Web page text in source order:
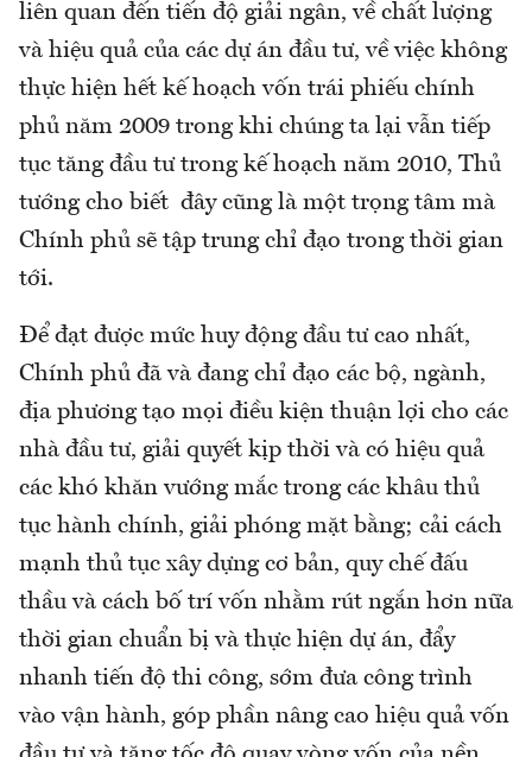
liên quan đến tiến độ giải ngân, về chất lượng
và hiệu quả của các dự án đầu tư, về việc không
thực hiện hết kế hoạch vốn trái phiếu chính
phủ năm 2009 trong khi chúng ta lại vẫn tiếp
tục tăng đầu tư trong kế hoạch năm 2010, Thủ
tướng cho biết đây cũng là một trọng tâm mà
Chính phủ sẽ tập trung chỉ đạo trong thời gian
tới.
Để đạt được mức huy động đầu tư cao nhất,
Chính phủ đã và đang chỉ đạo các bộ, ngành,
địa phương tạo mọi điều kiện thuận lợi cho các
nhà đầu tư, giải quyết kịp thời và có hiệu quả
các khó khăn vướng mắc trong các khâu thủ
tục hành chính, giải phóng mặt bằng; cải cách
mạnh thủ tục xây dựng cơ bản, quy chế đấu
thầu và cách bố trí vốn nhằm rút ngắn hơn nữa
thời gian chuẩn bị và thực hiện dự án, đẩy
nhanh tiến độ thi công, sớm đưa công trình
vào vận hành, góp phần nâng cao hiệu quả vốn